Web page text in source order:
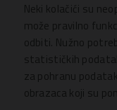
Neki kolačići su
može pravilno
odbiti. Nužno
statističkih
za pohranu
obrazaca koji su